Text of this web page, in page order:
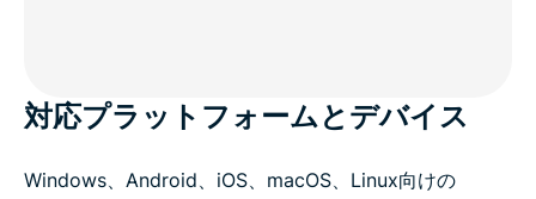
対応プラットフォームとデバイス
Windows、Android、iOS、macOS、Linux向けの